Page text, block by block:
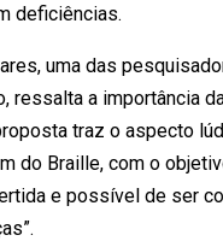
deficiências.
uma das
ressalta a importância
traz o aspecto
do Braille, com o
e possível de ser